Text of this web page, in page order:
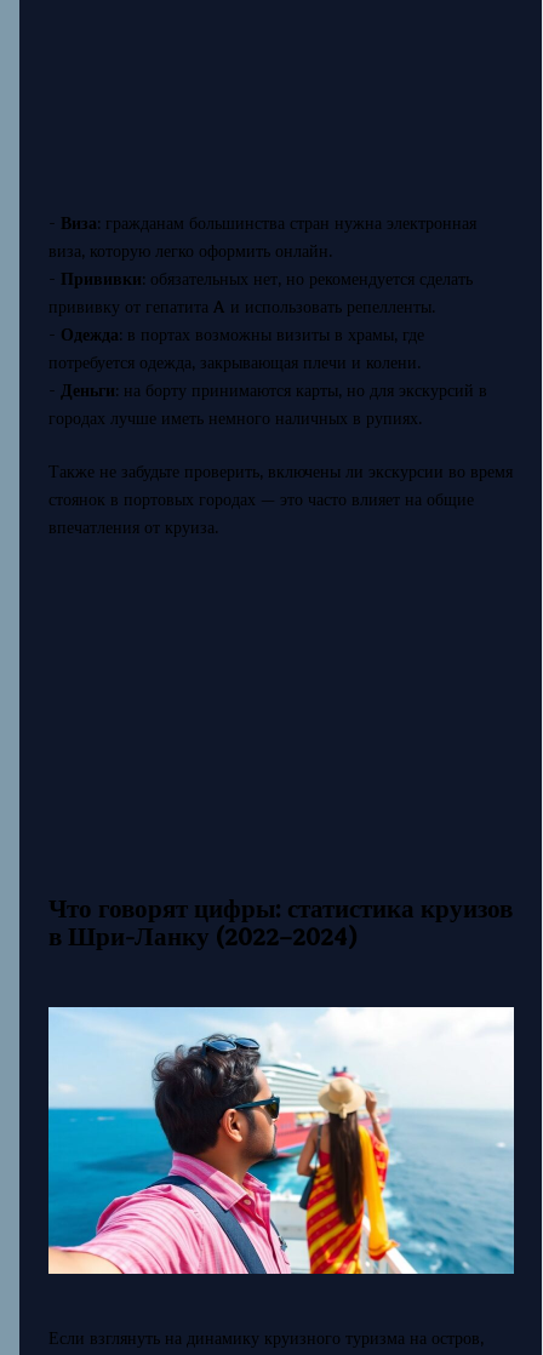
- Виза: гражданам большинства стран нужна электронная
виза, которую легко оформить онлайн.
- Прививки: обязательных нет, но рекомендуется сделать
прививку от гепатита A и использовать репелленты.
- Одежда: в портах возможны визиты в храмы, где
потребуется одежда, закрывающая плечи и колени.
- Деньги: на борту принимаются карты, но для экскурсий в
городах лучше иметь немного наличных в рупиях.
Также не забудьте проверить, включены ли экскурсии во время
стоянок в портовых городах — это часто влияет на общие
впечатления от круиза.
Что говорят цифры: статистика круизов
в Шри-Ланку (2022–2024)
Если взглянуть на динамику круизного туризма на остров,